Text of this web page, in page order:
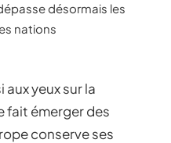
désormais les
nations
yeux sur la
fait émerger des
conserve ses